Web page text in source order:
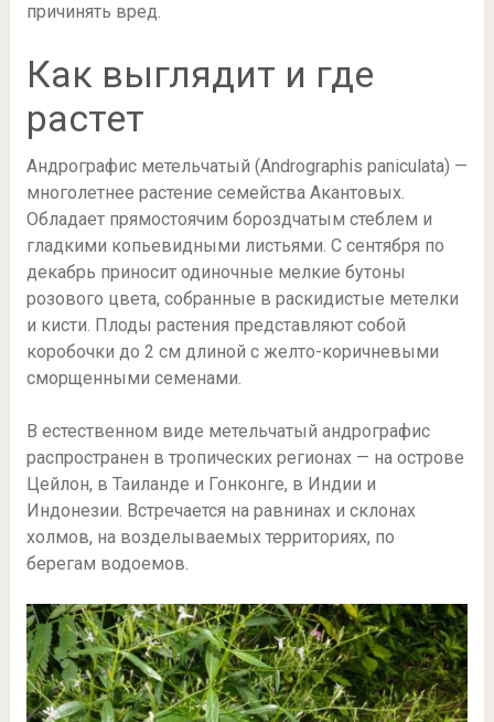
причинять вред.
Как выглядит и где
растет
Андрографис метельчатый (Andrographis paniculata) —
многолетнее растение семейства Акантовых.
Обладает прямостоячим бороздчатым стеблем и
гладкими копьевидными листьями. С сентября по
декабрь приносит одиночные мелкие бутоны
розового цвета, собранные в раскидистые метелки
и кисти. Плоды растения представляют собой
коробочки до 2 см длиной с желто-коричневыми
сморщенными семенами.
В естественном виде метельчатый андрографис
распространен в тропических регионах — на острове
Цейлон, в Таиланде и Гонконге, в Индии и
Индонезии. Встречается на равнинах и склонах
холмов, на возделываемых территориях, по
берегам водоемов.